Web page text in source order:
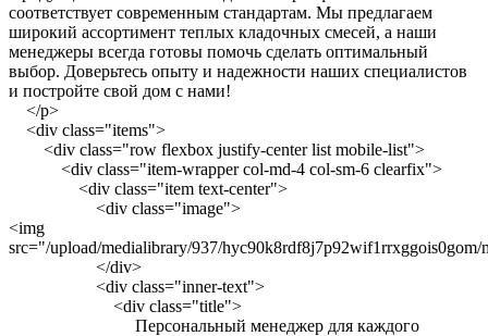
соответствует современным стандартам. Мы предлагаем
широкий ассортимент теплых кладочных смесей, а наши
менеджеры всегда готовы помочь сделать оптимальный
выбор. Доверьтесь опыту и надежности наших специалистов
и постройте свой дом с нами!
</p>
<div class="items">
<div class="row flexbox justify-center list mobile-list">
<div class="item-wrapper col-md-4 col-sm-6 clearfix">
<div class="item text-center">
<div class="image">
<img
src="/upload/medialibrary/937/hyc90k8rdf8j7p92wif1rrxggois0gom/
</div>
<div class="inner-text">
<div class="title">
Персональный менеджер для каждого